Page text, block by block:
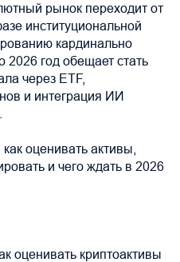
рынок переходит от
институциональной
кардинально
2026 год обещает стать
через ETF,
и интеграция ИИ
оценивать активы,
и чего ждать в 2026
оценивать криптоактивы